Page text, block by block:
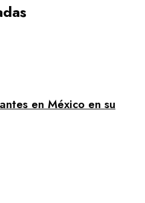
en México en su